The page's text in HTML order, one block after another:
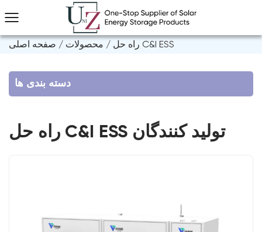
صفحه اصلی / محصولات / راه حل C&I ESS
دسته بندی ها
راه حل C&I ESS تولید کنندگان